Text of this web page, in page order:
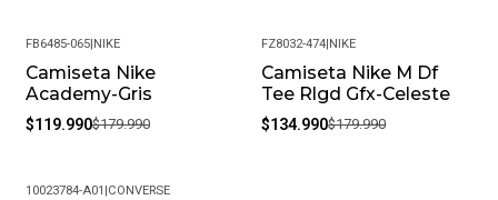
-33%
FB6485-065| NIKE
Camiseta Nike
Academy-Gris
$119.990$179.990
-25%
FZ8032-474 NIKE
Camiseta Nike M Df
Tee Rlgd Gfx-Celeste
$134.990$179.990
10023784-A01 CONVERSE